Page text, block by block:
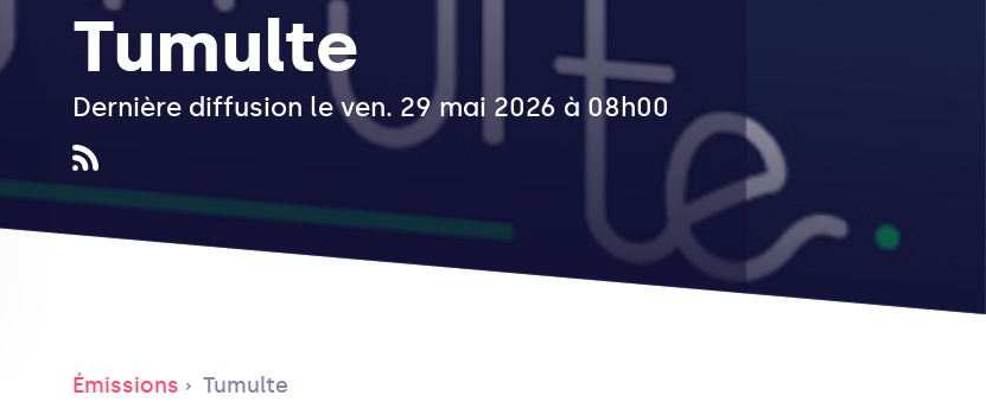
Tumulte
Dernière diffusion le ven. 29 mai 2026 à 08h00
Émissions Tumulte